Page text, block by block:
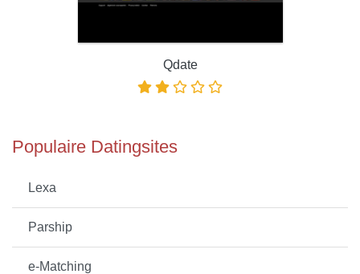
Qdate
Populaire Datingsites
Lexa
Parship
e-Matching